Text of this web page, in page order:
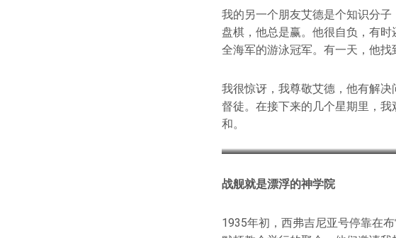
我的另一个朋友艾德是个知识分
盘棋，他总是赢。他很自负，有
全海军的游泳冠军。有一天，他找
我很惊讶，我尊敬艾德，他有解
督徒。在接下来的几个星期里，
和。
战舰就是漂浮的神学院
1935年初，西弗吉尼亚号停靠在